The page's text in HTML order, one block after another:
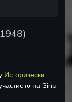
1948)
Исторически
на Gino